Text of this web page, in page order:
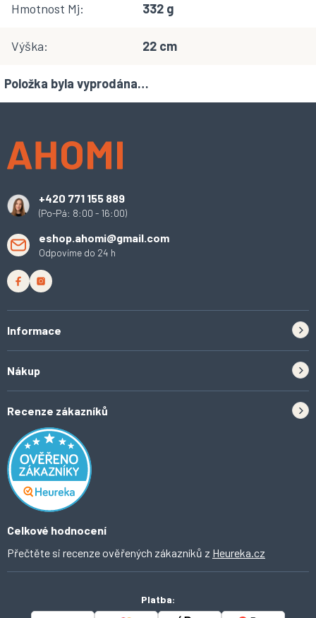
Hmotnost Mj: 332 g
Výška: 22 cm
Položka byla vyprodána…
+420 771 155 889
(Po-Pá: 8:00 - 16:00)
eshop.ahomi@gmail.com
Odpovíme do 24 h
Informace
Tipy do kuchyně
Inspirace a trendy
Domácí vychytávky
O Ahomi
Nákup
Odstoupení od smlouvy
Obchodní podmínky
Ochrana osobních údajů
Recenze zákazníků
Celkové hodnocení
Přečtěte si recenze ověřených zákazníků z Heureka.cz
Platba: